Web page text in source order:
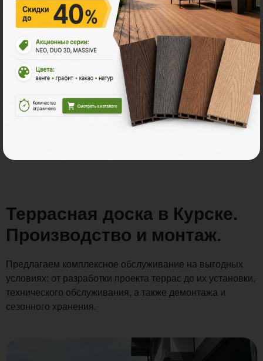
Мебель для террас Новинки
Террасная доска в Курске.
Производство и монтаж.
Предлагаем комплексное обслуживание на выгодных
условиях: от разработки проекта террас до их установки,
технического обслуживания, а также демонтажа и
сезонного хранения.